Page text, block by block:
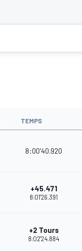
TEMPS
8:00'40.920
+45.471
8:01'26.391
+2 Tours
8:02'24.884